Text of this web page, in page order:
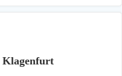
Klagenfurt